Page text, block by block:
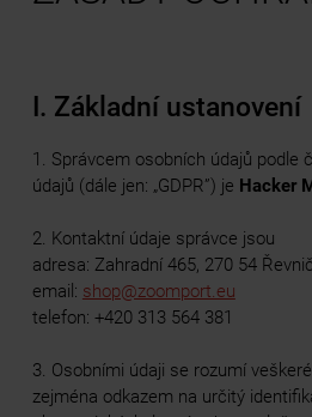
I. Základní ustanovení
1. Správcem osobních údajů podle
údajů (dále jen: „GDPR”) je Hacker
2. Kontaktní údaje správce jsou
adresa: Zahradní 465, 270 54
email: shop@zoomport.eu
telefon: +420 313 564 381
3. Osobními údaji se rozumí
zejména odkazem na určitý